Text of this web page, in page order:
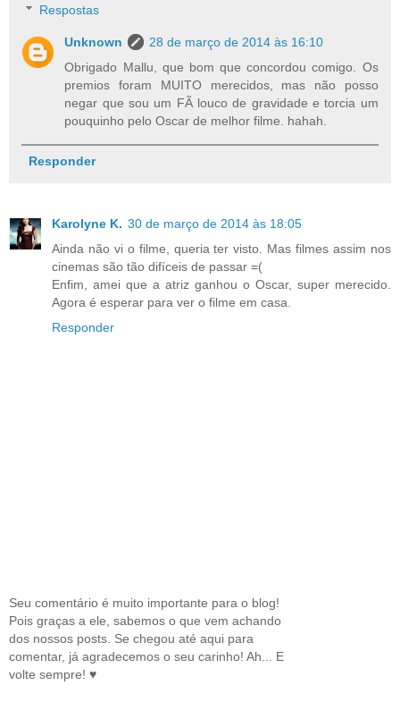
Respostas
Unknown
28 de março de 2014 às 16:10
Obrigado Mallu, que bom que concordou comigo. Os
premios foram MUITO merecidos, mas não posso
negar que sou um FÃ louco de gravidade e torcia um
pouquinho pelo Oscar de melhor filme. hahah.
Responder
Karolyne K. 30 de março de 2014 às 18:05
Ainda não vi o filme, queria ter visto. Mas filmes assim nos
cinemas são tão difíceis de passar =(
Enfim, amei que a atriz ganhou o Oscar, super merecido.
Agora é esperar para ver o filme em casa.
Responder
Seu comentário é muito importante para o blog!
Pois graças a ele, sabemos o que vem achando
dos nossos posts. Se chegou até aqui para
comentar, já agradecemos o seu carinho! Ah... E
volte sempre! ♥